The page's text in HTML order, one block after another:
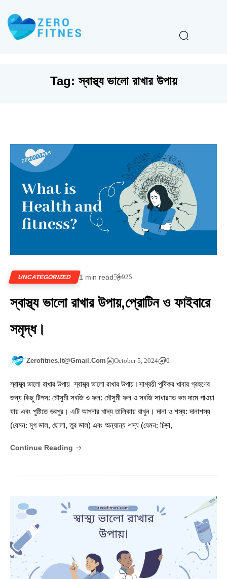
Tag:স্বাস্থ্য ভালো রাখার উপায়
UNCATEGORIZED 1 min read 925
স্বাস্থ্য ভালো রাখার উপায়,প্রোটিন ও ফাইবারে
সমৃদ্ধ।
Zerofitnes.it@gmail.com October 5, 2024 0
স্বাস্থ্য ভালো রাখার উপায় স্বাস্থ্য ভালো রাখার উপায়।সাশ্রয়ী পুষ্টিকর খাবার গ্রহণের
জন্য কিছু টিপস: মৌসুমী সবজি ও ফল: মৌসুমী ফল ও সবজি সাধারণত কম দামে পাওয়া
যায় এবং পুষ্টিতে ভরপুর। এটি আপনার খাদ্য তালিকায় রাখুন। দানা ও শস্য: দানাশস্য
(যেমন: মুগ ডাল, ছোলা, তুর ডাল) এবং অন্যান্য শস্য (যেমন: চিড়া,
Continue Reading